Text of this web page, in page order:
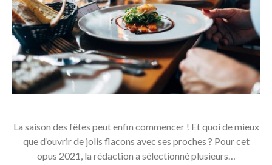
La saison des fêtes peut enfin commencer ! Et quoi de mieux
que d’ouvrir de jolis flacons avec ses proches ? Pour cet
opus 2021, la rédaction a sélectionné plusieurs…